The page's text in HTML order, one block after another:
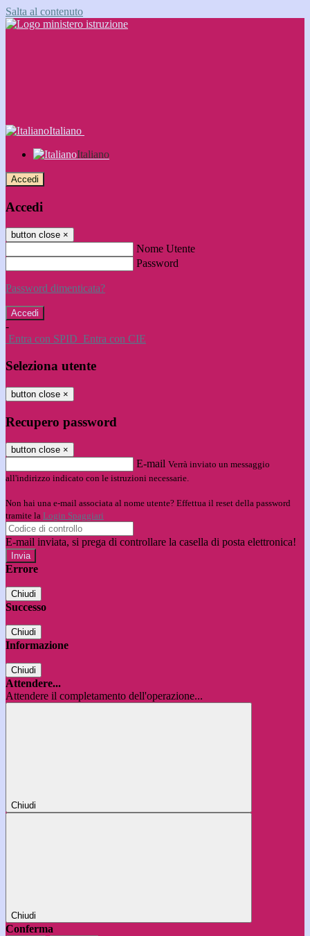
Salta al contenuto
Italiano
Italiano
Accedi
Accedi
button close ×
Nome Utente
Password
Password dimenticata?
-
Entra con SPID Entra con CIE
Seleziona utente
button close ×
Recupero password
button close ×
E-mail Verrà inviato un messaggio
all'indirizzo indicato con le istruzioni necessarie.
Non hai una e-mail associata al nome utente? Effettua il reset della password
tramite la Login Spaggiari
E-mail inviata, si prega di controllare la casella di posta elettronica!
Errore
Chiudi
Successo
Chiudi
Informazione
Chiudi
Attendere...
Attendere il completamento dell'operazione...
Chiudi
Chiudi
Conferma